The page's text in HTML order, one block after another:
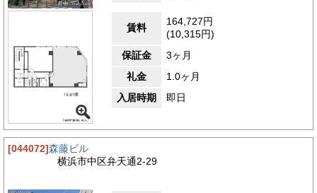
賃料
164,727円
(10,315円)
保証金
3ヶ月
礼金
1.0ヶ月
入居時期
即日
[044072]森藤ビル
横浜市中区弁天通2-29